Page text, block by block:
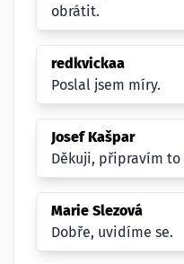
obrátit.
redkvickaa
Poslal jsem míry.
Josef Kašpar
Děkuji, připravím to
Marie Slezová
Dobře, uvidíme se.